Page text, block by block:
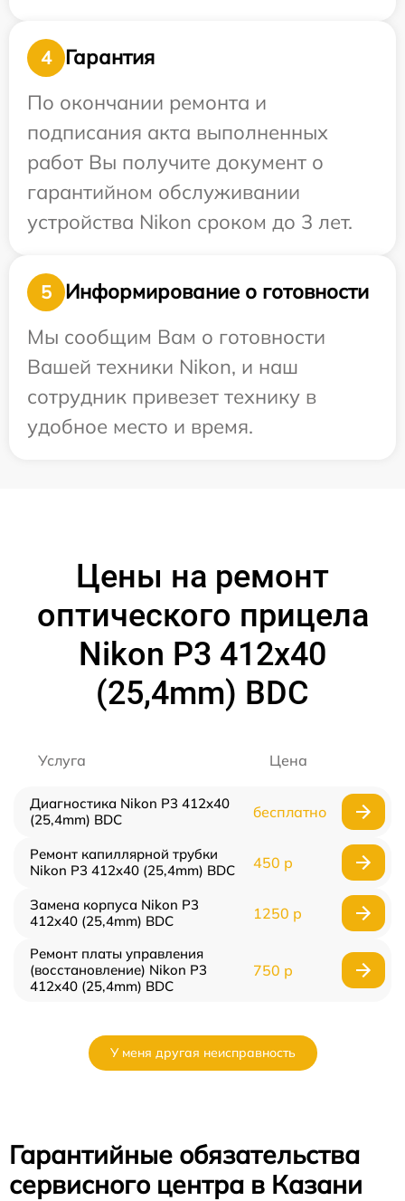
4
Гарантия
По окончании ремонта и
подписания акта выполненных
работ Вы получите документ о
гарантийном обслуживании
устройства Nikon сроком до 3 лет.
5
Информирование о готовности
Мы сообщим Вам о готовности
Вашей техники Nikon, и наш
сотрудник привезет технику в
удобное место и время.
Цены на ремонт
оптического прицела
Nikon P3 412x40
(25,4mm) BDC
Услуга Цена
Диагностика Nikon P3 412x40
(25,4mm) BDC
бесплатно
Ремонт капиллярной трубки
Nikon P3 412x40 (25,4mm) BDC
450 р
Замена корпуса Nikon P3
412x40 (25,4mm) BDC
1250 р
Ремонт платы управления
(восстановление) Nikon P3
412x40 (25,4mm) BDC
750 р
У меня другая неисправность
Гарантийные обязательства
сервисного центра в Казани